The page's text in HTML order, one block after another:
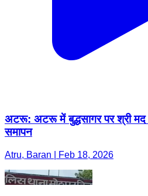
अटरू: अटरू में बुद्धसागर पर श्री
समापन
Atru, Baran | Feb 18, 2026